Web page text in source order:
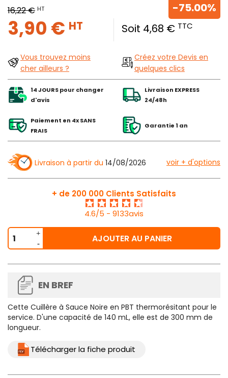
16,22 € HT
3,90 € HT Soit 4,68 € TTC
-75.00%
Vous trouvez moins
cher ailleurs ?
Créez votre Devis en
quelques clics
14 JOURS pour changer
d'avis
Livraison EXPRESS
24/48h
Paiement en 4x SANS
FRAIS
Garantie 1 an
Livraison à partir du 14/08/2026 voir + d'options
+ de 200 000 Clients Satisfaits
4.6/5 - 9133avis
AJOUTER AU PANIER
EN BREF
Cette Cuillère à Sauce Noire en PBT thermorésitant pour le
service. D'une capacité de 140 mL, elle est de 300 mm de
longueur.
Télécharger la fiche produit